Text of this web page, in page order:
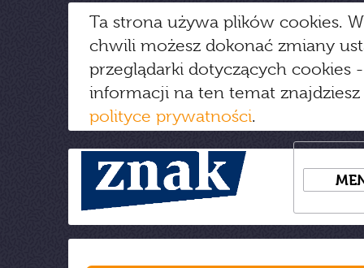
Ta strona używa plików cookies.
chwili możesz dokonać zmiany
przeglądarki dotyczących cookies
informacji na ten temat
polityce prywatności.